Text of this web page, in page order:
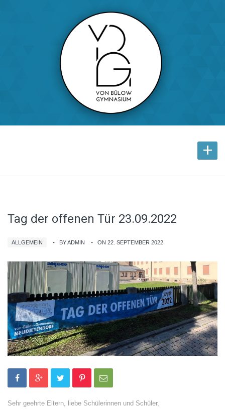
+
Tag der offenen Tür 23.09.2022
ALLGEMEIN BY ADMIN ON 22. SEPTEMBER 2022
Sehr geehrte Eltern, liebe Schülerinnen und Schüler,